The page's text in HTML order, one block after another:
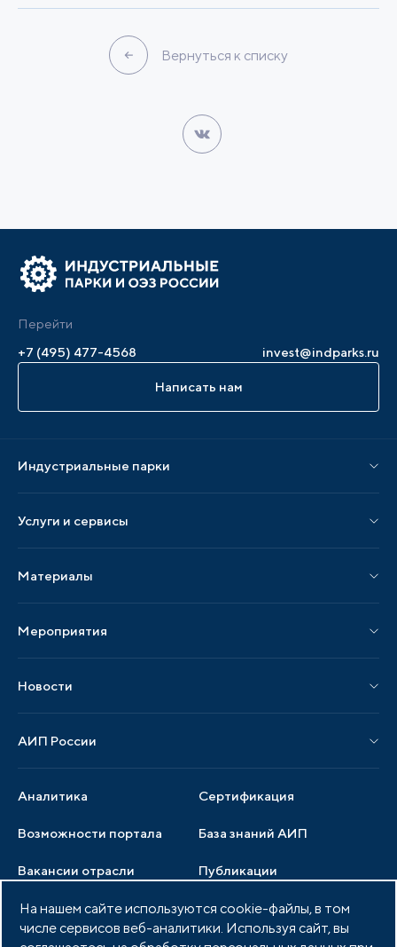
Вернуться к списку
Перейти
+7 (495) 477-4568
invest@indparks.ru
Написать нам
Индустриальные парки
Парки по регионам
Услуги и сервисы
Услуги по локализации
Аналитика Сертификация
Возможности портала
Материалы
Публикации СМИ и статьи
Образцы документов
База знаний АИП
Вакансии отрасли
Мероприятия
Мероприятия отрасли
Новости
Новости отрасли
Публикации
Медиатека Тендеры
АИП России
Члены ассоциации
Услуги ассоциации
Документы АИП
Партнеры ассоциации
На нашем сайте используются cookie-файлы, в том
числе сервисов веб-аналитики. Используя сайт, вы